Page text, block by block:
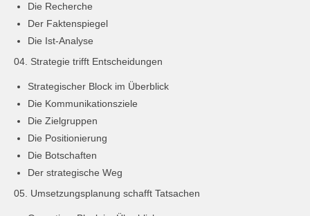
Die Recherche
Der Faktenspiegel
Die Ist-Analyse
04. Strategie trifft Entscheidungen
Strategischer Block im Überblick
Die Kommunikationsziele
Die Zielgruppen
Die Positionierung
Die Botschaften
Der strategische Weg
05. Umsetzungsplanung schafft Tatsachen